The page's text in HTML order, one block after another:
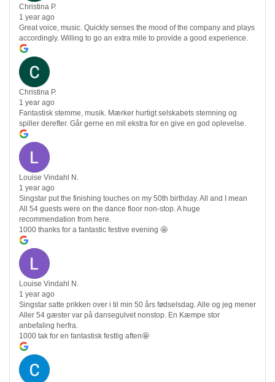
Christina P.
1 year ago
Great voice, music. Quickly senses the mood of the company and plays
accordingly. Willing to go an extra mile to provide a good experience.
Christina P.
1 year ago
Fantastisk stemme, musik. Mærker hurtigt selskabets stemning og
spiller derefter. Går gerne en mil ekstra for en give en god oplevelse.
Louise Vindahl N.
1 year ago
Singstar put the finishing touches on my 50th birthday. All and I mean
All 54 guests were on the dance floor non-stop. A huge
recommendation from here.
1000 thanks for a fantastic festive evening 🤩
Louise Vindahl N.
1 year ago
Singstar satte prikken over i til min 50 års fødselsdag. Alle og jeg mener
Aller 54 gæster var på dansegulvet nonstop. En Kæmpe stor
anbefaling herfra.
1000 tak for en fantastisk festlig aften🤩